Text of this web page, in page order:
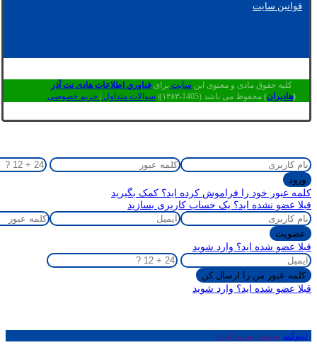
قوانین سایت
کلیه حقوق مادی و معنوی این سایت برای فناوري اطلاعات هادی نت آذر
(هادیران) محفوظ می باشد (1405-۱۳۸۳)| سوالات متداول حریم خصوصی
کلمه عبور خود را فراموش کرده اید؟ کمک بگیرید
قبلا عضو نشده اید؟ یک حساب کاربری بسازید
قبلا عضو شده اید؟ وارد شوید
قبلا عضو شده اید؟ وارد شوید
لینوکس ویندوز سرور ابری